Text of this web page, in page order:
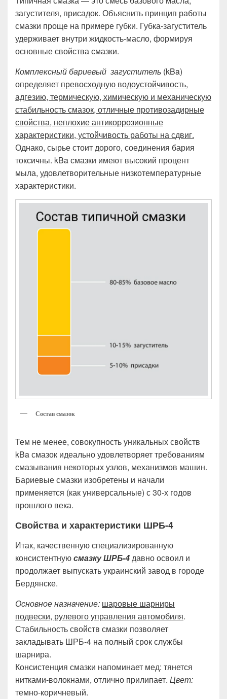
загустителя, присадок. Объяснить принцип работы
смазки проще на примере губки. Губка-загуститель
удерживает внутри жидкость-масло, формируя
основные свойства смазки.
Комплексныйбариевый загуститель (kBa)
определяет превосходную водоустойчивость,
адгезию, термическую, химическую и механическую
стабильность смазок, отличные противозадирные
свойства, неплохие антикоррозионные
характеристики, устойчивость работы на сдвиг.
Однако, сырье стоит дорого, соединения бария
токсичны. kBa смазки имеют высокий процент
мыла, удовлетворительные низкотемпературные
характеристики.
Состав смазок
Тем не менее, совокупность уникальных свойств
kBa смазок идеально удовлетворяет требованиям
смазывания некоторых узлов, механизмов машин.
Бариевые смазки изобретены и начали
применяется (как универсальные) с 30-х годов
прошлого века.
Свойства и характеристики ШРБ-4
Итак, качественную специализированную
консистентнуюсмазку ШРБ-4давно освоил и
продолжает выпускать украинский завод в городе
Бердянске.
Основное назначение: шаровые шарниры
подвески, рулевого управления автомобиля.
Стабильность свойств смазки позволяет
закладывать ШРБ-4 на полный срок службы
шарнира.
Консистенция смазки напоминает мед: тянется
нитками-волокнами, отлично прилипает. Цвет:
темно-коричневый.